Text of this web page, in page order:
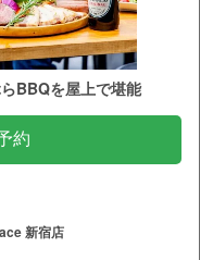
BBQを屋上で堪能
約
新宿店